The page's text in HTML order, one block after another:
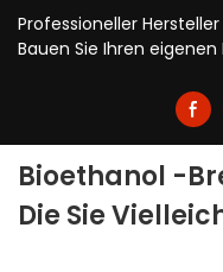
Professioneller
Bauen Sie Ihren eigenen
Bioethanol -
Die Sie